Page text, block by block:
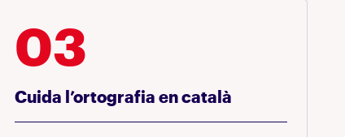
03
Cuida l’ortografia en català